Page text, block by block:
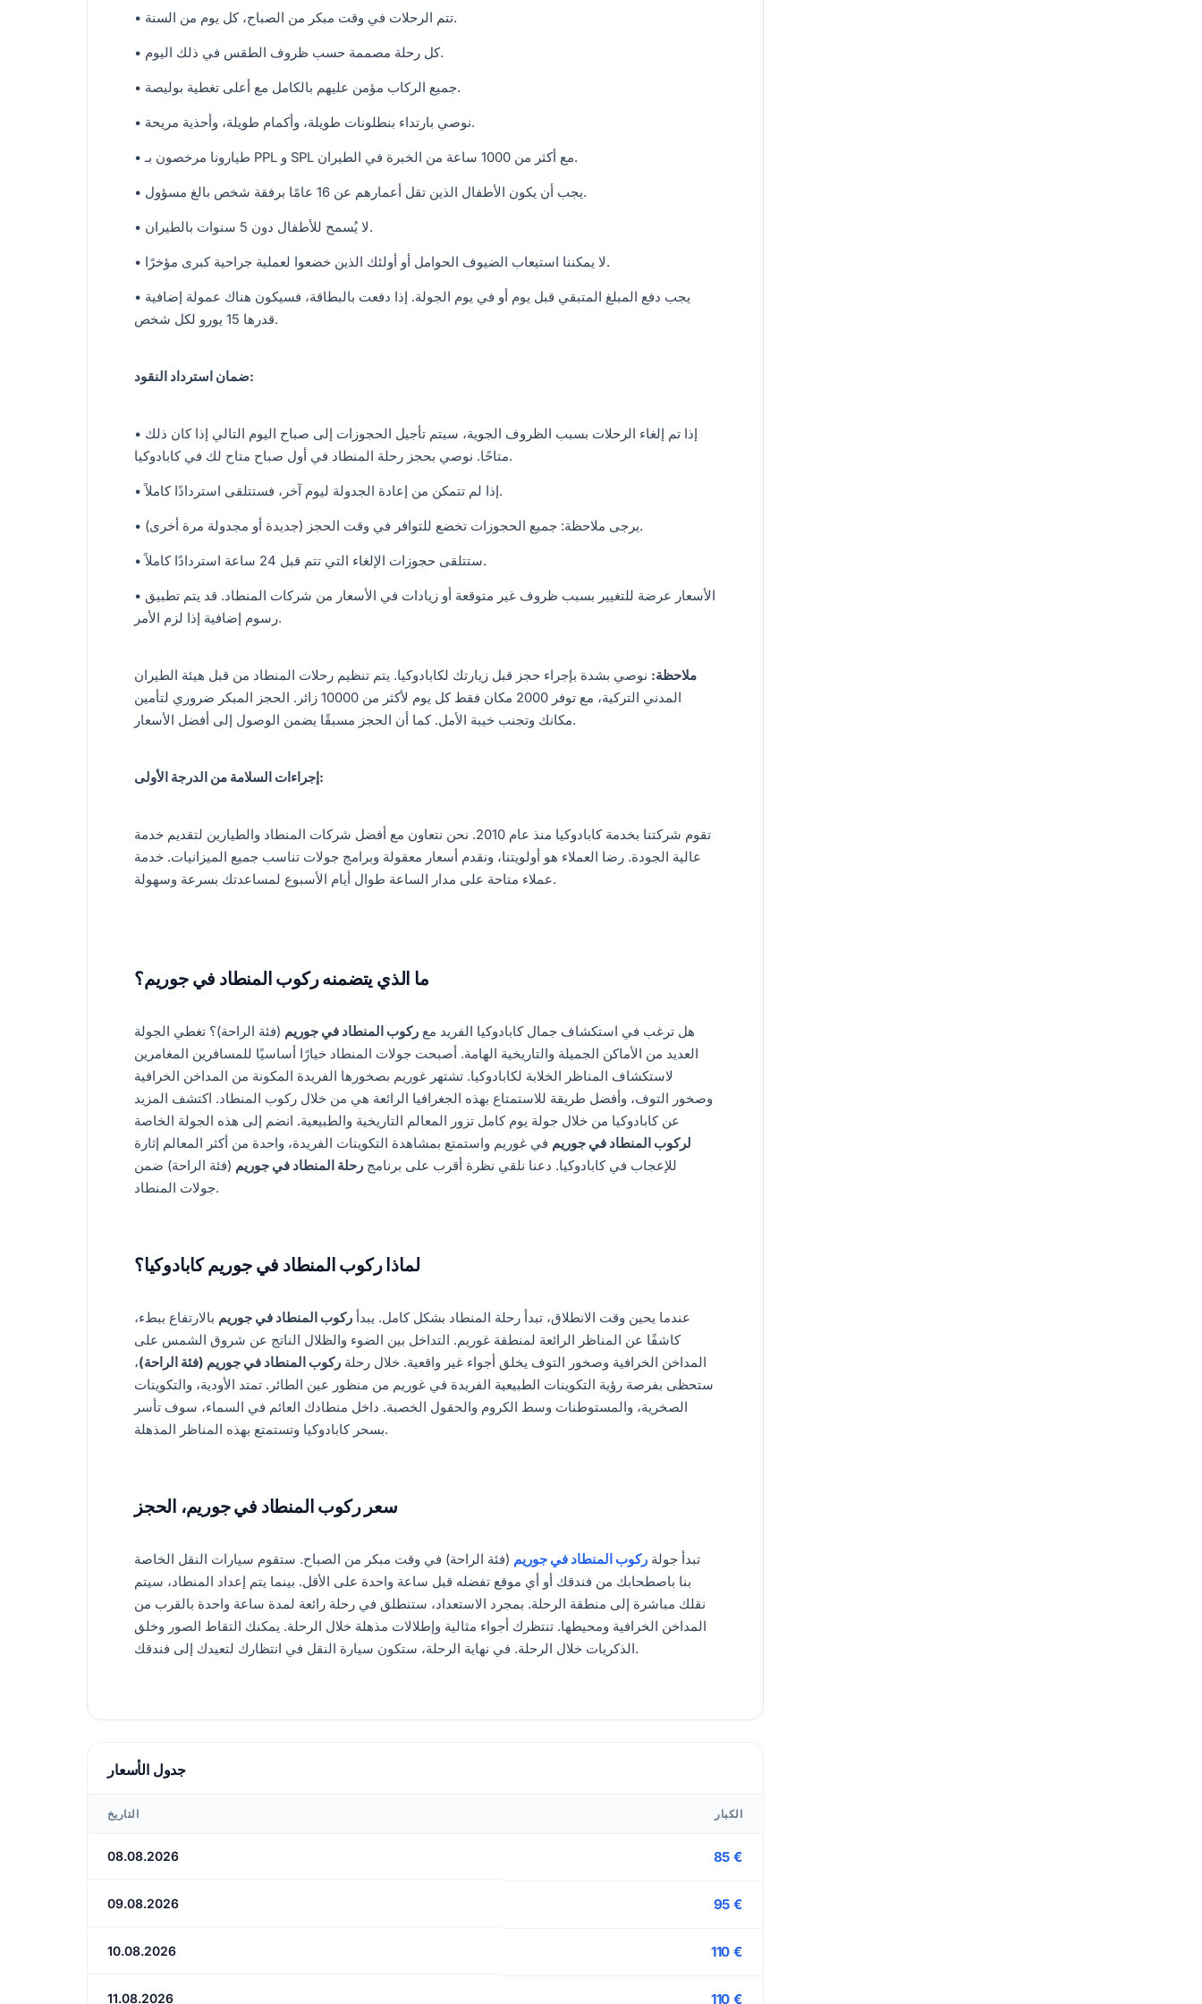
• تتم الرحلات في وقت مبكر من الصباح، كل يوم من السنة.
• كل رحلة مصممة حسب ظروف الطقس في ذلك اليوم.
• جميع الركاب مؤمن عليهم بالكامل مع أعلى تغطية بوليصة.
• نوصي بارتداء بنطلونات طويلة، وأكمام طويلة، وأحذية مريحة.
• طيارونا مرخصون بـ PPL و SPL مع أكثر من 1000 ساعة من الخبرة في الطيران.
• يجب أن يكون الأطفال الذين تقل أعمارهم عن 16 عامًا برفقة شخص بالغ مسؤول.
• لا يُسمح للأطفال دون 5 سنوات بالطيران.
• لا يمكننا استيعاب الضيوف الحوامل أو أولئك الذين خضعوا لعملية جراحية كبرى مؤخرًا.
• يجب دفع المبلغ المتبقي قبل يوم أو في يوم الجولة. إذا دفعت بالبطاقة، فسيكون هناك عمولة إضافية
قدرها 15 يورو لكل شخص.
ضمان استرداد النقود:
• إذا تم إلغاء الرحلات بسبب الظروف الجوية، سيتم تأجيل الحجوزات إلى صباح اليوم التالي إذا كان ذلك
متاحًا. نوصي بحجز رحلة المنطاد في أول صباح متاح لك في كابادوكيا.
• إذا لم تتمكن من إعادة الجدولة ليوم آخر، فستتلقى استردادًا كاملاً.
• يرجى ملاحظة: جميع الحجوزات تخضع للتوافر في وقت الحجز (جديدة أو مجدولة مرة أخرى).
• ستتلقى حجوزات الإلغاء التي تتم قبل 24 ساعة استردادًا كاملاً.
• الأسعار عرضة للتغيير بسبب ظروف غير متوقعة أو زيادات في الأسعار من شركات المنطاد. قد يتم تطبيق
رسوم إضافية إذا لزم الأمر.
ملاحظة: نوصي بشدة بإجراء حجز قبل زيارتك لكابادوكيا. يتم تنظيم رحلات المنطاد من قبل هيئة الطيران
المدني التركية، مع توفر 2000 مكان فقط كل يوم لأكثر من 10000 زائر. الحجز المبكر ضروري لتأمين
مكانك وتجنب خيبة الأمل. كما أن الحجز مسبقًا يضمن الوصول إلى أفضل الأسعار.
إجراءات السلامة من الدرجة الأولى:
تقوم شركتنا بخدمة كابادوكيا منذ عام 2010. نحن نتعاون مع أفضل شركات المنطاد والطيارين لتقديم خدمة
عالية الجودة. رضا العملاء هو أولويتنا، ونقدم أسعار معقولة وبرامج جولات تناسب جميع الميزانيات. خدمة
عملاء متاحة على مدار الساعة طوال أيام الأسبوع لمساعدتك بسرعة وسهولة.
ما الذي يتضمنه ركوب المنطاد في جوريم؟
هل ترغب في استكشاف جمال كابادوكيا الفريد مع ركوب المنطاد في جوريم (فئة الراحة)؟ تغطي الجولة
العديد من الأماكن الجميلة والتاريخية الهامة. أصبحت جولات المنطاد خيارًا أساسيًا للمسافرين المغامرين
لاستكشاف المناظر الخلابة لكابادوكيا. تشتهر غوريم بصخورها الفريدة المكونة من المداخن الخرافية
وصخور التوف، وأفضل طريقة للاستمتاع بهذه الجغرافيا الرائعة هي من خلال ركوب المنطاد. اكتشف المزيد
عن كابادوكيا من خلال جولة يوم كامل تزور المعالم التاريخية والطبيعية. انضم إلى هذه الجولة الخاصة
لركوب المنطاد في جوريم في غوريم واستمتع بمشاهدة التكوينات الفريدة، واحدة من أكثر المعالم إثارة
للإعجاب في كابادوكيا. دعنا نلقي نظرة أقرب على برنامج رحلة المنطاد في جوريم (فئة الراحة) ضمن
جولات المنطاد.
لماذا ركوب المنطاد في جوريم كابادوكيا؟
عندما يحين وقت الانطلاق، تبدأ رحلة المنطاد بشكل كامل. يبدأ ركوب المنطاد في جوريم بالارتفاع ببطء،
كاشفًا عن المناظر الرائعة لمنطقة غوريم. التداخل بين الضوء والظلال الناتج عن شروق الشمس على
المداخن الخرافية وصخور التوف يخلق أجواء غير واقعية. خلال رحلة ركوب المنطاد في جوريم (فئة الراحة)،
ستحظى بفرصة رؤية التكوينات الطبيعية الفريدة في غوريم من منظور عين الطائر. تمتد الأودية، والتكوينات
الصخرية، والمستوطنات وسط الكروم والحقول الخصبة. داخل منطادك العائم في السماء، سوف تأسر
بسحر كابادوكيا وتستمتع بهذه المناظر المذهلة.
سعر ركوب المنطاد في جوريم، الحجز
تبدأ جولة ركوب المنطاد في جوريم (فئة الراحة) في وقت مبكر من الصباح. ستقوم سيارات النقل الخاصة
بنا باصطحابك من فندقك أو أي موقع تفضله قبل ساعة واحدة على الأقل. بينما يتم إعداد المنطاد، سيتم
نقلك مباشرة إلى منطقة الرحلة. بمجرد الاستعداد، ستنطلق في رحلة رائعة لمدة ساعة واحدة بالقرب من
المداخن الخرافية ومحيطها. تنتظرك أجواء مثالية وإطلالات مذهلة خلال الرحلة. يمكنك التقاط الصور وخلق
الذكريات خلال الرحلة. في نهاية الرحلة، ستكون سيارة النقل في انتظارك لتعيدك إلى فندقك.
جدول الأسعار
التاريخ الكبار
08.08.2026 85 €
09.08.2026 95 €
10.08.2026 110 €
11.08.2026 110 €